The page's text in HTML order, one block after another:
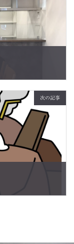
次の記事